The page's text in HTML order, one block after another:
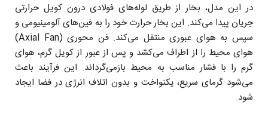
در این مدل، بخار از طریق لوله‌های فولادی درون کویل حرارتی
جریان پیدا می‌کند. این بخار حرارت خود را به فین‌های آلومینیومی و
سپس به هوای عبوری منتقل می‌کند. فن محوری (Axial Fan)
هوای محیط را از اطراف می‌کشد و پس از عبور از کویل گرم، هوای
گرم را با فشار مناسب به محیط بازمی‌گرداند. این فرآیند باعث
می‌شود گرمای سریع، یکنواخت و بدون اتلاف انرژی در فضا ایجاد
شود.